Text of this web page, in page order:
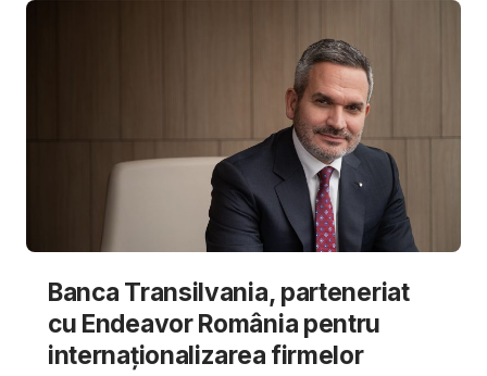
Banca Transilvania, parteneriat
cu Endeavor România pentru
internaționalizarea firmelor